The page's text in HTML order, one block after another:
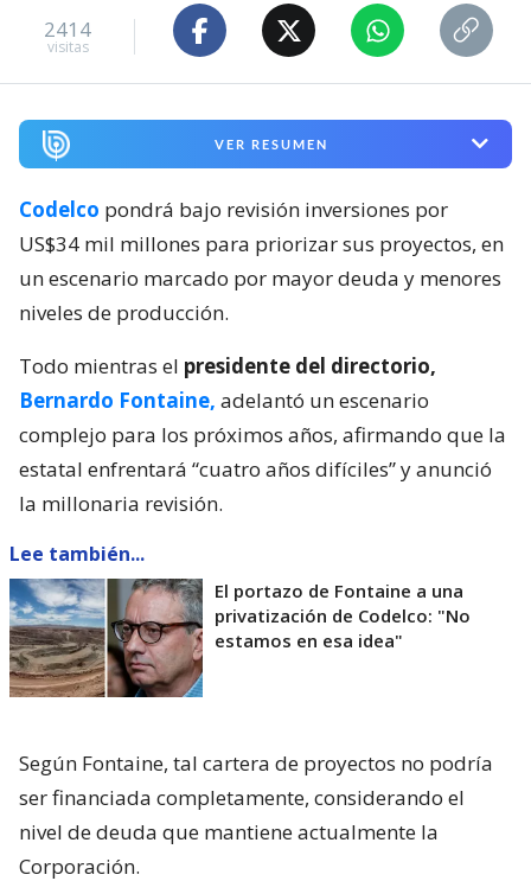
2414
visitas
VER RESUMEN
Codelco pondrá bajo revisión inversiones por
US$34 mil millones para priorizar sus proyectos, en
un escenario marcado por mayor deuda y menores
niveles de producción.
Todo mientras el presidente del directorio,
Bernardo Fontaine, adelantó un escenario
complejo para los próximos años, afirmando que la
estatal enfrentará “cuatro años difíciles” y anunció
la millonaria revisión.
Lee también...
El portazo de Fontaine a una
privatización de Codelco: "No
estamos en esa idea"
Según Fontaine, tal cartera de proyectos no podría
ser financiada completamente, considerando el
nivel de deuda que mantiene actualmente la
Corporación.